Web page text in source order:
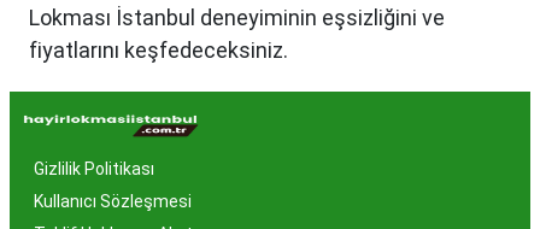
Lokması İstanbul deneyiminin eşsizliğini ve
fiyatlarını keşfedeceksiniz.
Hayır Lokması İstanbul'da
Neden Popüler?
İstanbul, tarih ve kültür mirasıyla öne çıkan bir
Gizlilik Politikası
Kullanıcı Sözleşmesi